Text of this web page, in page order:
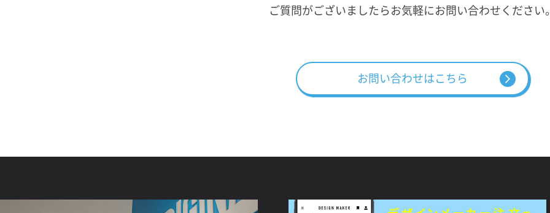
ご質問がございましたらお気軽にお問い合わせください
お問い合わせはこちら